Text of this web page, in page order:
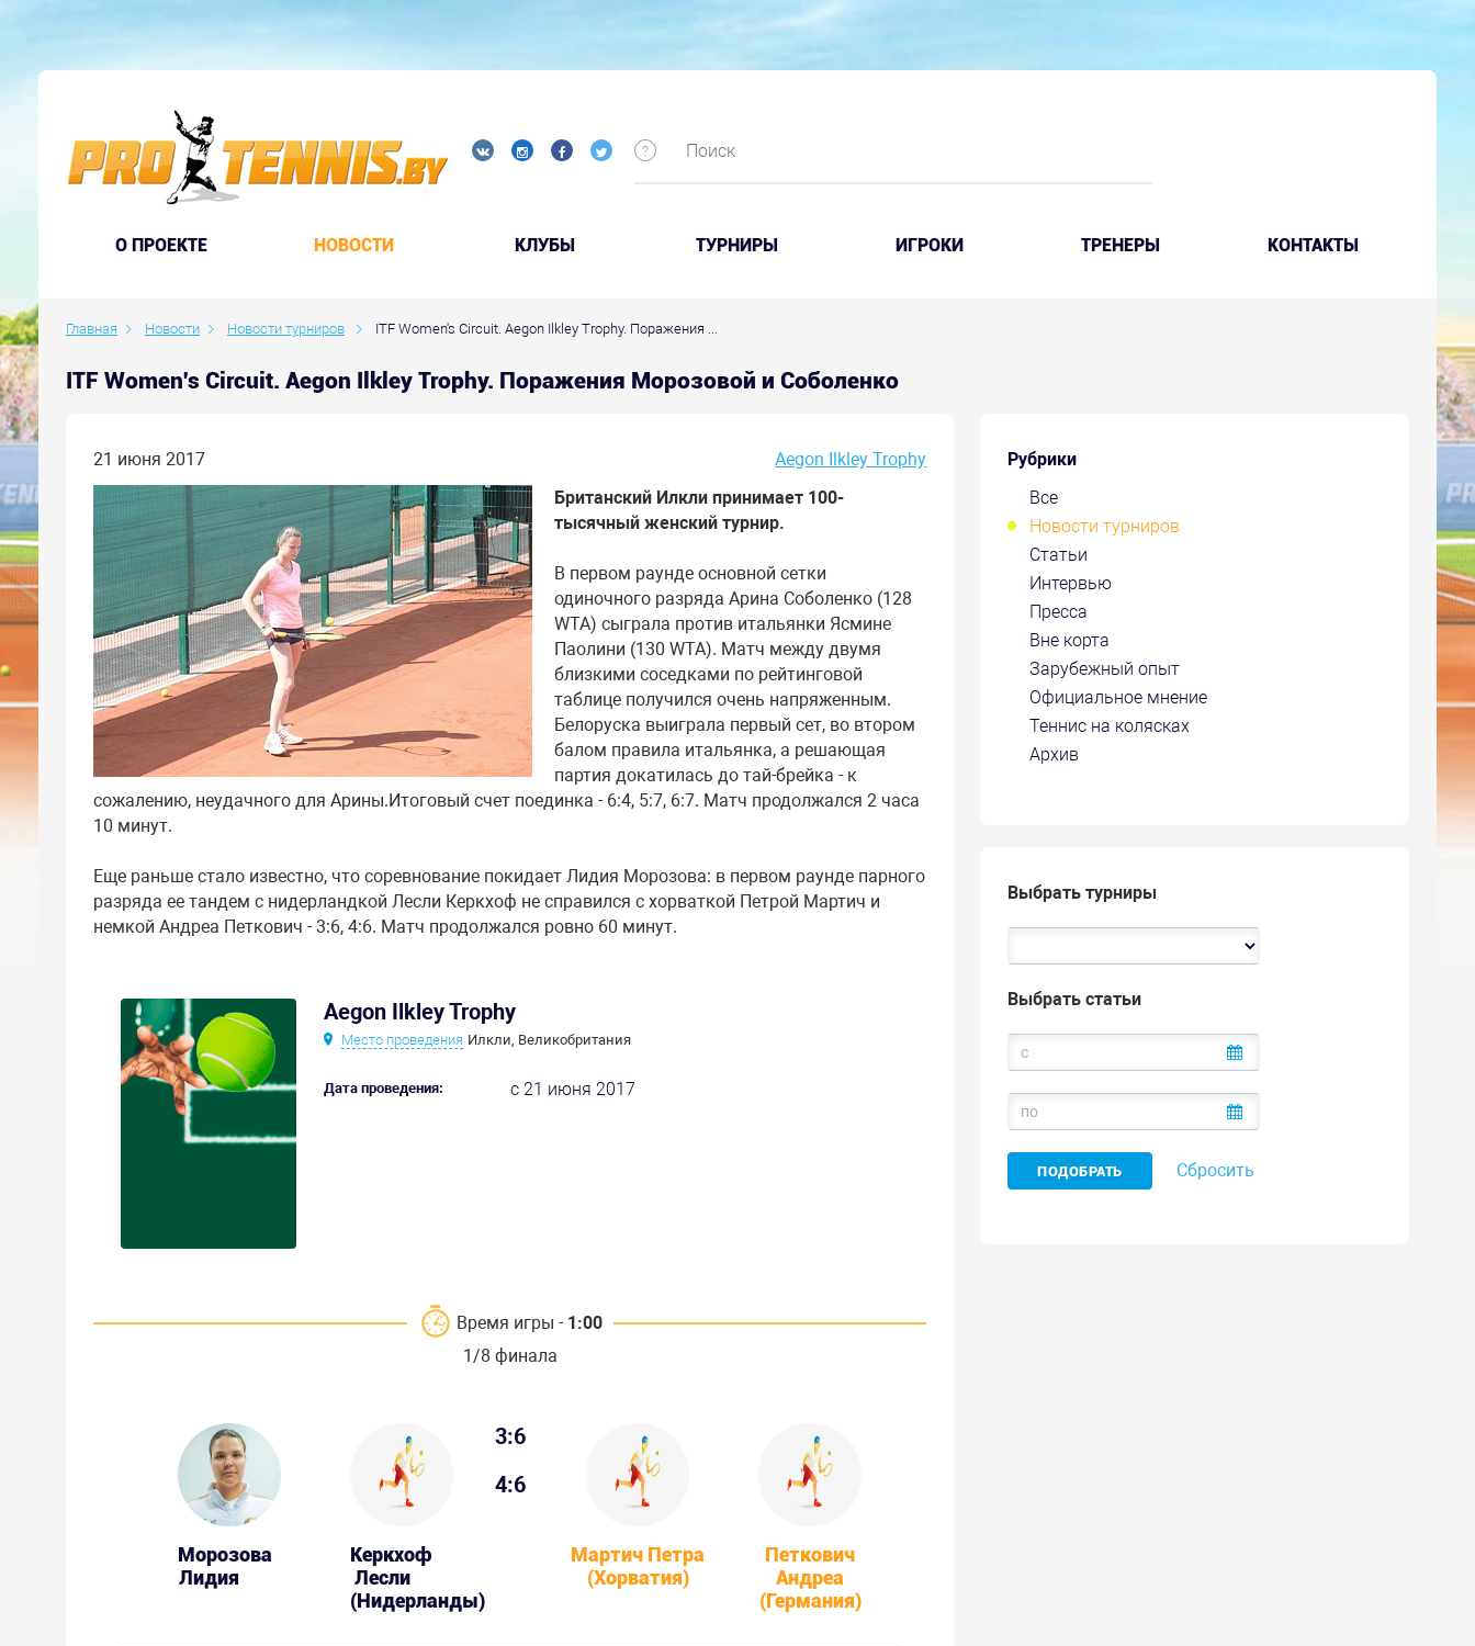
O ПРОЕКТЕ НОВОСТИ КЛУБЫ ТУРНИРЫ ИГРОКИ ТРЕНЕРЫ КОНТАКТЫ
Главная Новости Новости турниров ITF Women's Circuit. Aegon Ilkley Trophy. Поражения ...
ITF Women's Circuit. Aegon Ilkley Trophy. Поражения Морозовой и Соболенко
Рубрики
Все
Новости турниров
Статьи
Интервью
Пресса
Вне корта
Зарубежный опыт
Официальное мнение
Теннис на колясках
Архив
Выбрать турниры
Выбрать статьи
Сбросить
21 июня 2017
Aegon Ilkley Trophy
Британский Илкли принимает 100-
тысячный женский турнир.
В первом раунде основной сетки
одиночного разряда Арина Соболенко (128
WTA) сыграла против итальянки Ясмине
Паолини (130 WTA). Матч между двумя
близкими соседками по рейтинговой
таблице получился очень напряженным.
Белоруска выиграла первый сет, во втором
балом правила итальянка, а решающая
партия докатилась до тай-брейка - к
сожалению, неудачного для Арины.Итоговый счет поединка - 6:4, 5:7, 6:7. Матч продолжался 2 часа
10 минут.
Еще раньше стало известно, что соревнование покидает Лидия Морозова: в первом раунде парного
разряда ее тандем с нидерландкой Лесли Керкхоф не справился с хорваткой Петрой Мартич и
немкой Андреа Петкович - 3:6, 4:6. Матч продолжался ровно 60 минут.
Aegon Ilkley Trophy
Место проведения Илкли, Великобритания
Дата проведения: с 21 июня 2017
Время игры - 1:00
1/8 финала
Морозова
Лидия
Керкхоф
Лесли
(Нидерланды)
3:6
4:6
Мартич Петра
(Хорватия)
Петкович
Андреа
(Германия)